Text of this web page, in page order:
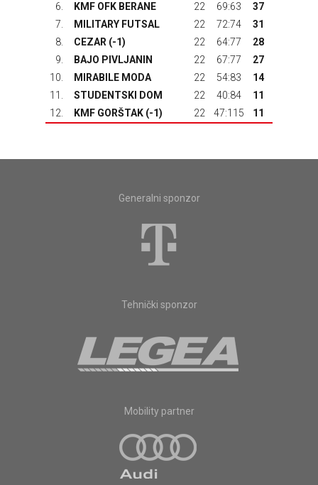
6.
KMF OFK BERANE 22 69:63
37
7.
MILITARY FUTSAL 22 72:74
31
8.
CEZAR (-1) 22 64:77
28
9.
BAJO PIVLJANIN 22 67:77
27
10.
MIRABILE MODA 22 54:83
14
11.
STUDENTSKI DOM 22 40:84
11
12.
KMF GORŠTAK (-1) 22 47:115 11
Generalni sponzor
Tehnički sponzor
Mobility partner